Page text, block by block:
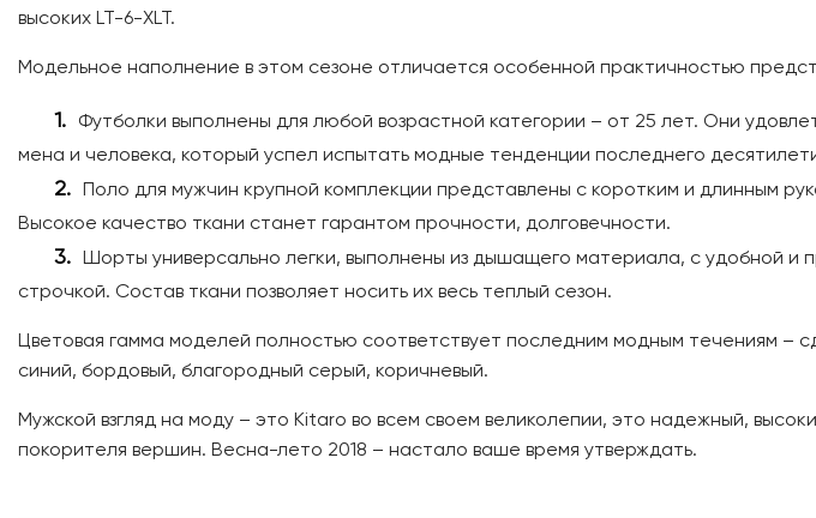
высоких LT-6-XLT.
Модельное наполнение в этом сезоне отличается особенной практичностью
Футболки выполнены для любой возрастной категории – от 25 лет. Они
мена и человека, который успел испытать модные тенденции последнего
Поло для мужчин крупной комплекции представлены с коротким и длинным
Высокое качество ткани станет гарантом прочности, долговечности.
Шорты универсально легки, выполнены из дышащего материала, с удобной и
строчкой. Состав ткани позволяет носить их весь теплый сезон.
Цветовая гамма моделей полностью соответствует последним модным течениям –
синий, бордовый, благородный серый, коричневый.
Мужской взгляд на моду – это Kitaro во всем своем великолепии, это надежный,
покорителя вершин. Весна-лето 2018 – настало ваше время утверждать.